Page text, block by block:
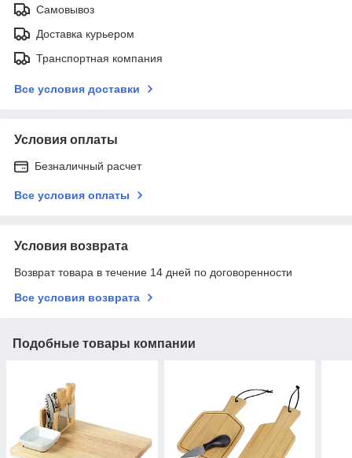
Самовывоз
Доставка курьером
Транспортная компания
Все условия доставки
Условия оплаты
Безналичный расчет
Все условия оплаты
Условия возврата
Возврат товара в течение 14 дней по договоренности
Все условия возврата
Подобные товары компании